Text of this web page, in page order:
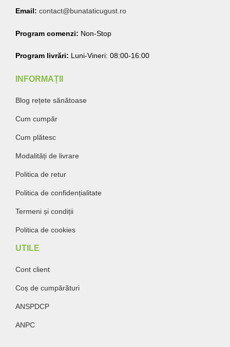
Email: contact@bunataticugust.ro
Program comenzi: Non-Stop
Program livrări: Luni-Vineri: 08:00-16:00
INFORMAȚII
Blog rețete sănătoase
Cum cumpăr
Cum plătesc
Modalități de livrare
Politica de retur
Politica de confidențialitate
Termeni și condiții
Politica de cookies
UTILE
Cont client
Coș de cumpărături
ANSPDCP
ANPC